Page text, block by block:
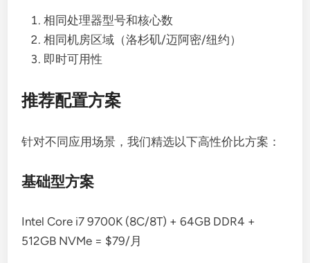
相同处理器型号和核心数
相同机房区域（洛杉矶/迈阿密/纽约）
即时可用性
推荐配置方案
针对不同应用场景，我们精选以下高性价比方案：
基础型方案
Intel Core i7 9700K (8C/8T) + 64GB DDR4 +
512GB NVMe = $79/月